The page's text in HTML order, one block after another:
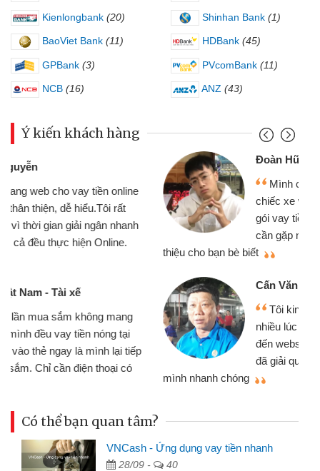
Kienlongbank (20) Shinhan Bank (1)
BaoViet Bank (11) HDBank (45)
GPBank (3) PVcomBank (11)
NCB (16) ANZ (43)
Ý kiến khách hàng
Đoàn Hữu Cảnh
Mình cần tiền gấp nên định cầm cố
chiếc xe wave nhưng thật may đã có
gói vay tiền bằng CMND online không
cần gặp mặt nên rất tiện lợi, sẽ giới
Cấn Văn Lực - Tạp hóa
Tôi kinh doanh buôn bán nhỏ lẻ
nhiều lúc cần vốn nhập hàng, nhờ biết
đến website qua bạn bè giới thiệu tôi
đã giải quyết được công việc của
Có thể bạn quan tâm?
VNCash - Ứng dụng vay tiền nhanh
28/09 - 40